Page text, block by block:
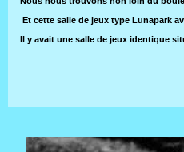
Et cette salle de jeux type Lunapark
Il y avait une salle de jeux identique